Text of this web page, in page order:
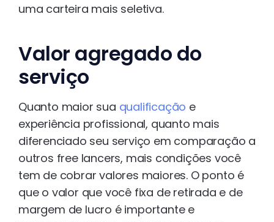
uma carteira mais seletiva.
Valor agregado do
serviço
Quanto maior sua qualificação e
experiência profissional, quanto mais
diferenciado seu serviço em comparação a
outros free lancers, mais condições você
tem de cobrar valores maiores. O ponto é
que o valor que você fixa de retirada e de
margem de lucro é importante e